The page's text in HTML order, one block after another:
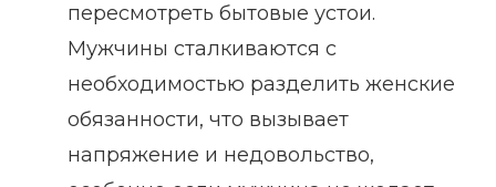
пересмотреть бытовые устои.
Мужчины сталкиваются с
необходимостью разделить женские
обязанности, что вызывает
напряжение и недовольство,